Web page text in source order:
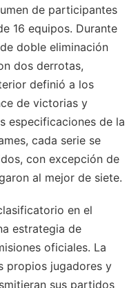
de participantes
16 equipos. Durante
doble eliminación
dos derrotas,
definió a los
de victorias y
especificaciones de la
cada serie se
con excepción de
al mejor de siete.
en el
estrategia de
oficiales. La
propios jugadores y
sus partidos